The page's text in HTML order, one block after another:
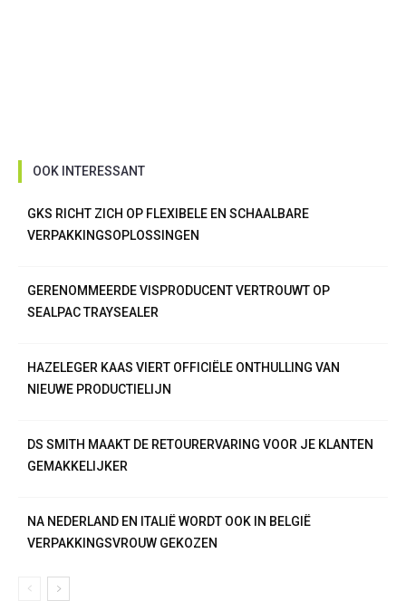
OOK INTERESSANT
GKS RICHT ZICH OP FLEXIBELE EN SCHAALBARE
VERPAKKINGSOPLOSSINGEN
GERENOMMEERDE VISPRODUCENT VERTROUWT OP
SEALPAC TRAYSEALER
HAZELEGER KAAS VIERT OFFICIËLE ONTHULLING VAN
NIEUWE PRODUCTIELIJN
DS SMITH MAAKT DE RETOURERVARING VOOR JE KLANTEN
GEMAKKELIJKER
NA NEDERLAND EN ITALIË WORDT OOK IN BELGIË
VERPAKKINGSVROUW GEKOZEN